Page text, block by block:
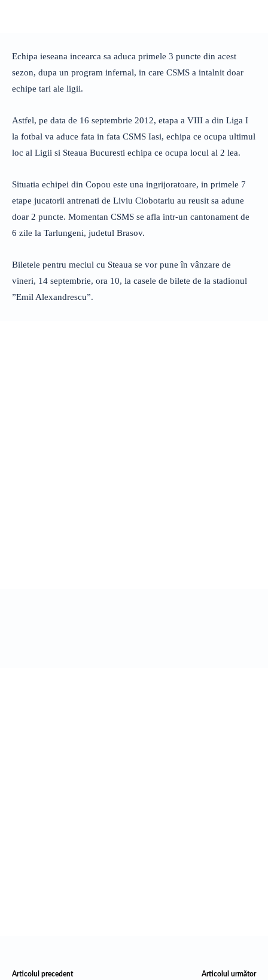
Echipa ieseana incearca sa aduca primele 3 puncte din acest
sezon, dupa un program infernal, in care CSMS a intalnit doar
echipe tari ale ligii.
Astfel, pe data de 16 septembrie 2012, etapa a VIII a din Liga I
la fotbal va aduce fata in fata CSMS Iasi, echipa ce ocupa ultimul
loc al Ligii si Steaua Bucuresti echipa ce ocupa locul al 2 lea.
Situatia echipei din Copou este una ingrijoratoare, in primele 7
etape jucatorii antrenati de Liviu Ciobotariu au reusit sa adune
doar 2 puncte. Momentan CSMS se afla intr-un cantonament de
6 zile la Tarlungeni, judetul Brasov.
Biletele pentru meciul cu Steaua se vor pune în vânzare de
vineri, 14 septembrie, ora 10, la casele de bilete de la stadionul
”Emil Alexandrescu”.
Articolul precedent Articolul următor